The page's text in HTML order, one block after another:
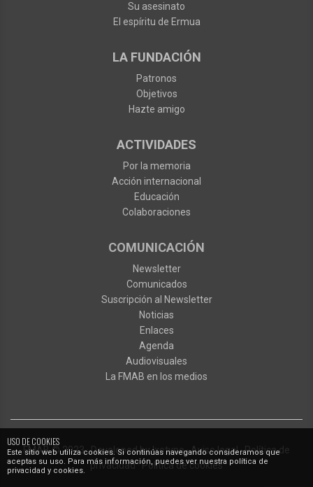
USO DE COOKIES
Este sitio web utiliza cookies. Si continúas navegando consideramos que
aceptas su uso. Para más información, puedes ver nuestra política de
privacidad y cookies.
Su asesinato
El espíritu de Ermua
LA FUNDACIÓN
Patronos
Objetivos
Hazte amigo
ACTIVIDADES
Por la memoria
Acción internacional
Educación
Colaboraciones
COMUNICACIÓN
Newsletter
Comunicados
Suscripción al Newsletter
Noticias
Enlaces
Agenda
Audiovisuales
La FMAB en los medios
FMAB© 2023·Developed byIxotype·Aviso legal·Política de
privacidad·Política de cookies